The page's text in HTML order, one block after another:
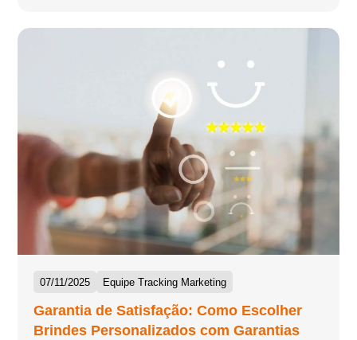
07/11/2025 Equipe Tracking Marketing
Garantia de Satisfação: Como Escolher
Brindes Personalizados com Garantias